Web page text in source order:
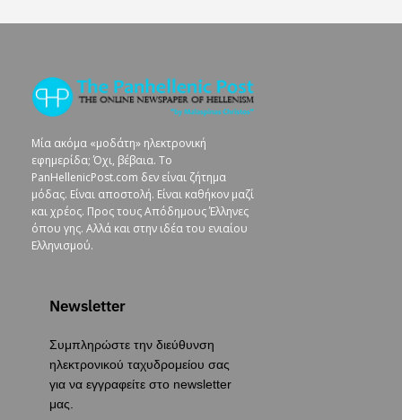
Μία ακόμα «μοδάτη» ηλεκτρονική
εφημερίδα; Όχι, βέβαια. To
PanHellenicPost.com δεν είναι ζήτημα
μόδας. Είναι αποστολή. Είναι καθήκον μαζί
και χρέος. Προς τους Απόδημους Έλληνες
όπου γης. Αλλά και στην ιδέα του ενιαίου
Ελληνισμού.
Newsletter
Συμπληρώστε την διεύθυνση
ηλεκτρονικού ταχυδρομείου σας
για να εγγραφείτε στο newsletter
μας.